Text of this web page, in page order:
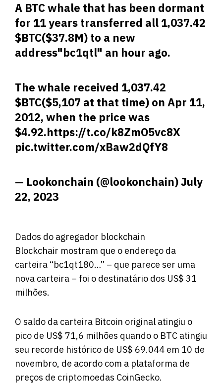
A BTC whale that has been dormant
for 11 years transferred all 1,037.42
$BTC($37.8M) to a new
address"bc1qtl" an hour ago.
The whale received 1,037.42
$BTC($5,107 at that time) on Apr 11,
2012, when the price was
$4.92.https://t.co/k8ZmO5vc8X
pic.twitter.com/xBaw2dQfY8
— Lookonchain (@lookonchain)July
22, 2023
Dados do agregador blockchain
Blockchair mostram que o endereço da
carteira “bc1qt180…” – que parece ser uma
nova carteira – foi o destinatário dos US$ 31
milhões.
O saldo da carteira Bitcoin original atingiu o
pico de US$ 71,6 milhões quando o BTC atingiu
seu recorde histórico de US$ 69.044 em 10 de
novembro, de acordo com a plataforma de
preços de criptomoedas CoinGecko.